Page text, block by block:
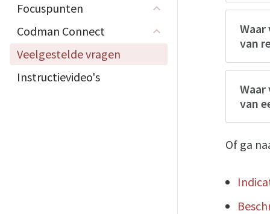
Focuspunten
Codman Connect
Veelgestelde vragen
Instructievideo's
van
van
Of ga